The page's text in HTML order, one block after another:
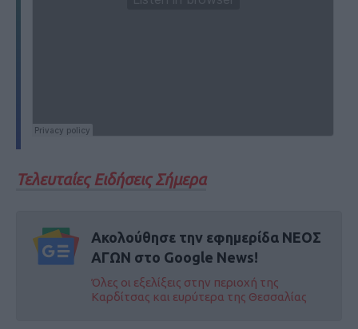
Τελευταίες Ειδήσεις Σήμερα
Ακολούθησε την εφημερίδα ΝΕΟΣ
ΑΓΩΝ στο Google News!
Όλες οι εξελίξεις στην περιοχή της
Καρδίτσας και ευρύτερα της Θεσσαλίας